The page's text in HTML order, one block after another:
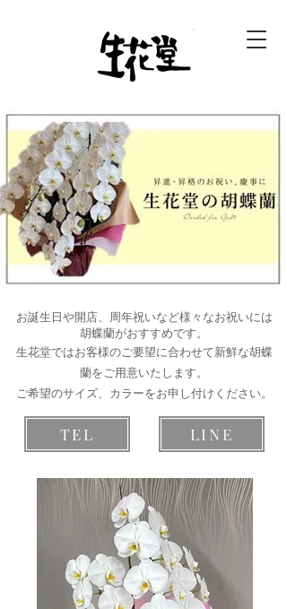
お誕生日や開店、周年祝いなど様々なお祝いには
胡蝶蘭がおすすめです。
生花堂ではお客様のご要望に合わせて新鮮な胡蝶
蘭をご用意いたします。
​ご希望のサイズ、カラーをお申し付けください。
TEL LINE